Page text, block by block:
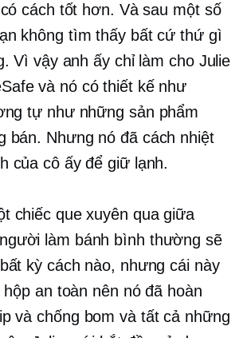
cách tốt hơn. Và sau một số
không tìm thấy bất cứ thứ gì
Vì vậy anh ấy chỉ làm cho Julie
và nó có thiết kế như
tự như những sản phẩm
bán. Nhưng nó đã cách nhiệt
của cô ấy để giữ lạnh.
chiếc que xuyên qua giữa
làm bánh bình thường sẽ
kỳ cách nào, nhưng cái này
an toàn nên nó đã hoàn
và chống bom và tất cả những